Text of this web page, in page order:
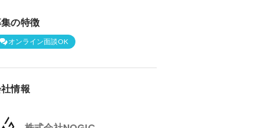
の特徴
オンライン面談OK
情報